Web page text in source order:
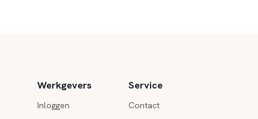
Werkgevers
Inloggen
Service
Contact